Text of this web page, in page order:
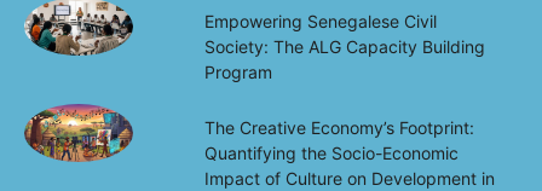
Empowering Senegalese Civil
Society: The ALG Capacity Building
Program
The Creative Economy’s Footprint:
Quantifying the Socio-Economic
Impact of Culture on Development in